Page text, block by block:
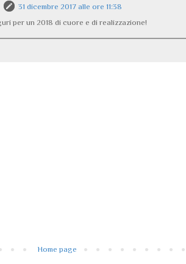
31 dicembre 2017 alle ore 11:38
per un 2018 di cuore e di realizzazione!
Home page